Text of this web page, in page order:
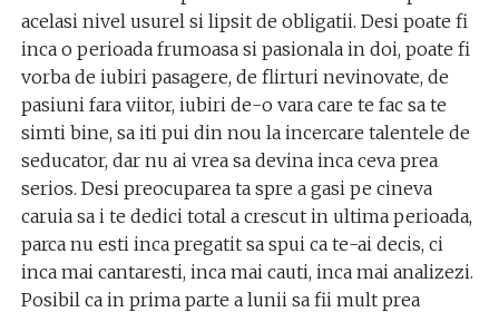
acelasi nivel usurel si lipsit de obligatii. Desi poate fi
inca o perioada frumoasa si pasionala in doi, poate fi
vorba de iubiri pasagere, de flirturi nevinovate, de
pasiuni fara viitor, iubiri de-o vara care te fac sa te
simti bine, sa iti pui din nou la incercare talentele de
seducator, dar nu ai vrea sa devina inca ceva prea
serios. Desi preocuparea ta spre a gasi pe cineva
caruia sa i te dedici total a crescut in ultima perioada,
parca nu esti inca pregatit sa spui ca te-ai decis, ci
inca mai cantaresti, inca mai cauti, inca mai analizezi.
Posibil ca in prima parte a lunii sa fii mult prea